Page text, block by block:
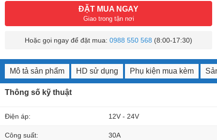
ĐẶT MUA NGAY
Giao trong tận nơi
Hoặc gọi ngay để đặt mua: 0988 550 568 (8:00-17:30)
Mô tả sản phẩm HD sử dụng Phụ kiện mua kèm
Thông số kỹ thuật
Điện áp: 12V - 24V
Công suất: 30A